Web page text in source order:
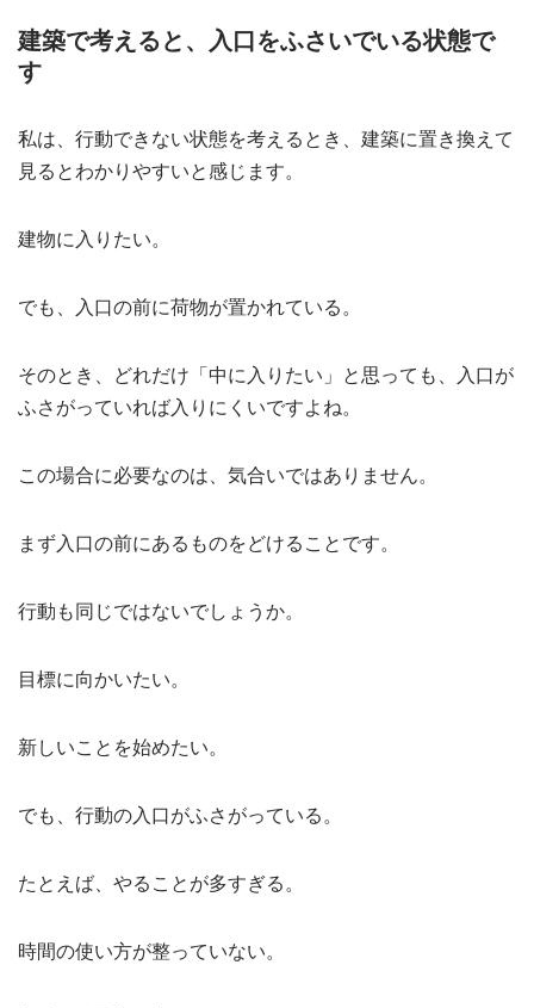
建築で考えると、入口をふさいでいる状態で
す
私は、行動できない状態を考えるとき、建築に置き換えて
見るとわかりやすいと感じます。
建物に入りたい。
でも、入口の前に荷物が置かれている。
そのとき、どれだけ「中に入りたい」と思っても、入口が
ふさがっていれば入りにくいですよね。
この場合に必要なのは、気合いではありません。
まず入口の前にあるものをどけることです。
行動も同じではないでしょうか。
目標に向かいたい。
新しいことを始めたい。
でも、行動の入口がふさがっている。
たとえば、やることが多すぎる。
時間の使い方が整っていない。